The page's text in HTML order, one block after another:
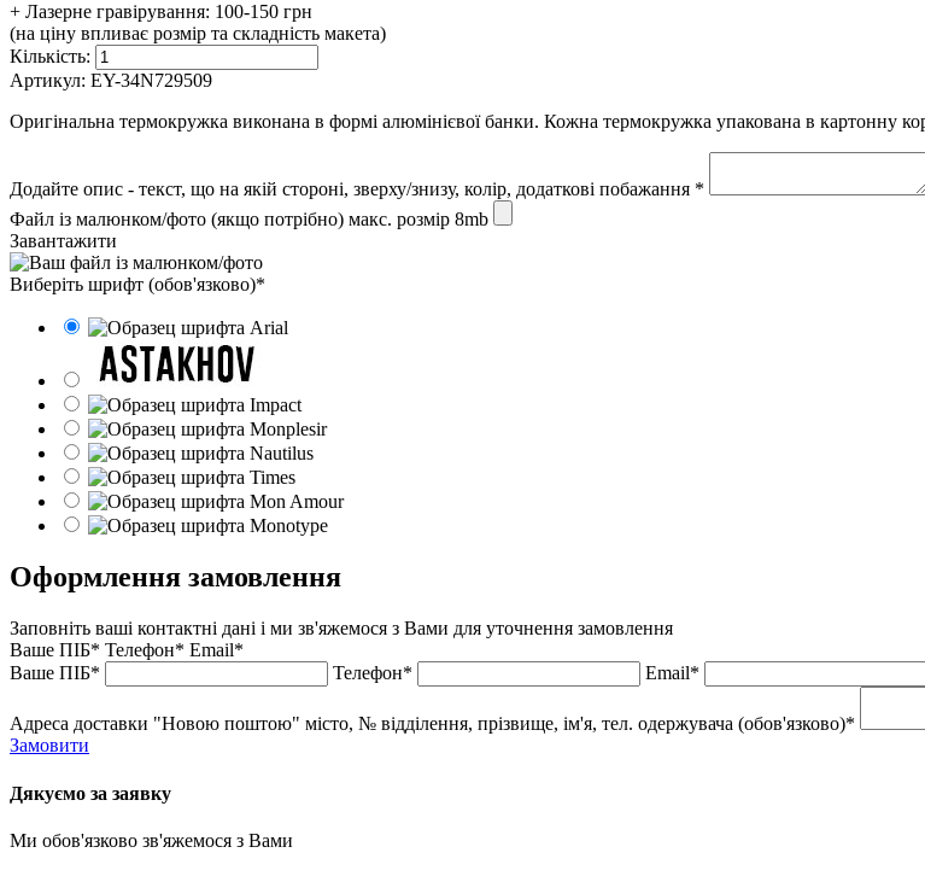
+ Лазерне гравірування: 100-150 грн
(на ціну впливає розмір та складність макета)
Кількість:
Артикул: EY-34N729509
Оригінальна термокружка виконана в формі алюмінієвої банки. Кожна термокружка упакована в картонну
Додайте опис - текст, що на якій стороні, зверху/знизу, колір, додаткові побажання *
Файл із малюнком/фото (якщо потрібно) макс. розмір 8mb
Завантажити
Виберіть шрифт (обов'язково)*
Оформлення замовлення
Заповніть ваші контактні дані і ми зв'яжемося з Вами для уточнення замовлення
Ваше ПІБ* Телефон* Email*
Ваше ПІБ*
Телефон* Email*
Адреса доставки "Новою поштою" місто, № відділення, прізвище, ім'я, тел. одержувача (обов'язково)*
Замовити
Дякуємо за заявку
Ми обов'язково зв'яжемося з Вами